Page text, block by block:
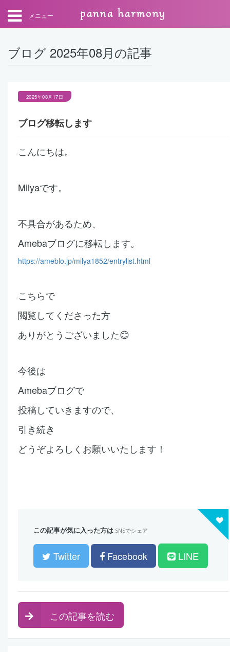
メニュー panna harmony
ブログ 2025年08月の記事
2025年08月17日
ブログ移転します
こんにちは。
Milyaです。
不具合があるため、
Amebaブログに移転します。
https://ameblo.jp/milya1852/entrylist.html
こちらで
閲覧してくださった方
ありがとうございました😊
今後は
Amebaブログで
投稿していきますので、
引き続き
どうぞよろしくお願いいたします！
この記事が気に入った方は SNSでシェア
Twitter Facebook LINE
この記事を読む